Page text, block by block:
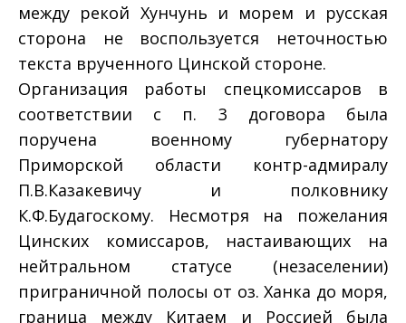
между рекой Хунчунь и морем и русская
сторона не воспользуется неточностью
текста врученного Цинской стороне.
Организация работы спецкомиссаров в
соответствии с п. 3 договора была
поручена военному губернатору
Приморской области контр-адмиралу
П.В.Казакевичу и полковнику
К.Ф.Будагоскому. Несмотря на пожелания
Цинских комиссаров, настаивающих на
нейтральном статусе (незаселении)
приграничной полосы от оз. Ханка до моря,
граница между Китаем и Россией была